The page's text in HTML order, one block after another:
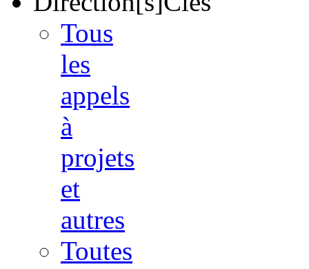
Tous
les
appels
à
projets
et
autres
Toutes